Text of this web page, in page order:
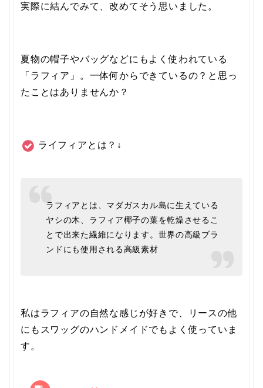
実際に結んでみて、改めてそう思いました。
夏物の帽子やバッグなどにもよく使われている
「ラフィア」。一体何からできているの？と思っ
たことはありませんか？
ライフィアとは？↓
ラフィアとは、マダガスカル島に生えている
ヤシの木、ラフィア椰子の葉を乾燥させるこ
とで出来た繊維になります。世界の高級ブラ
ンドにも使用される高級素材
私はラフィアの自然な感じが好きで、リースの他
にもスワッグのハンドメイドでもよく使っていま
す。